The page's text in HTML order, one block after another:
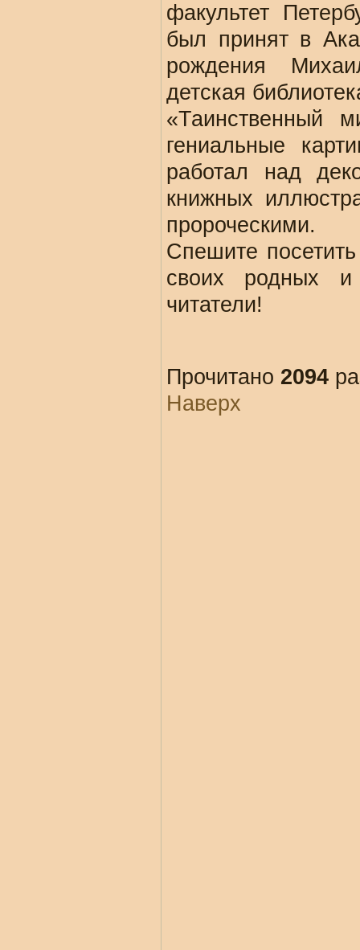
факультет
был принят в
рождения
детская
«Таинственный
гениальные
работал над
книжных
пророческими.
Спешите
своих родных
читатели!
Прочитано 2094
Наверх